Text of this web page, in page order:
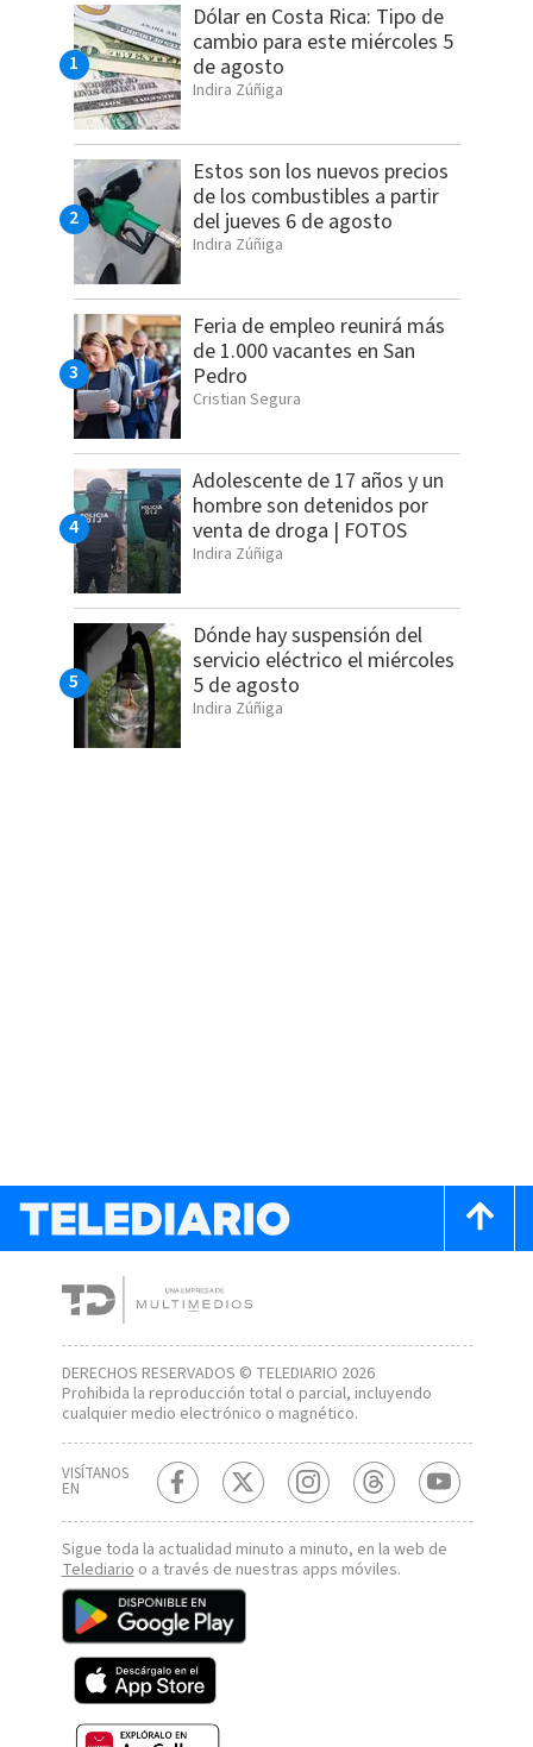
Dólar en Costa Rica: Tipo de
cambio para este miércoles 5
de agosto
Indira Zúñiga
Estos son los nuevos precios
de los combustibles a partir
del jueves 6 de agosto
Indira Zúñiga
Feria de empleo reunirá más
de 1.000 vacantes en San
Pedro
Cristian Segura
Adolescente de 17 años y un
hombre son detenidos por
venta de droga | FOTOS
Indira Zúñiga
Dónde hay suspensión del
servicio eléctrico el miércoles
5 de agosto
Indira Zúñiga
DERECHOS RESERVADOS © TELEDIARIO 2026
Prohibida la reproducción total o parcial, incluyendo
cualquier medio electrónico o magnético.
VISÍTANOS
EN
Sigue toda la actualidad minuto a minuto, en la web de
Telediario o a través de nuestras apps móviles.